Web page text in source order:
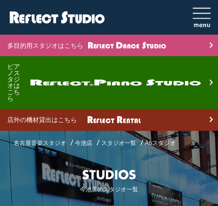
多目的用スタジオはこちら
ピア
ノス
タジ
オは
こち
ら
店外の機材貸出はこちら
名古屋音楽スタジオ 今池店 スタジオ一覧 A6スタジオ
今池店のスタジオ一覧